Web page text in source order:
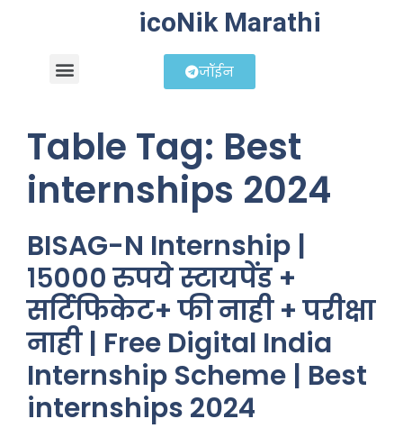
icoNik Marathi
जॉईन
Table Tag: Best
internships 2024
BISAG-N Internship |
१५००० रुपये स्टायपेंड +
सर्टिफिकेट+ फी नाही + परीक्षा
नाही | Free Digital India
Internship Scheme | Best
internships 2024